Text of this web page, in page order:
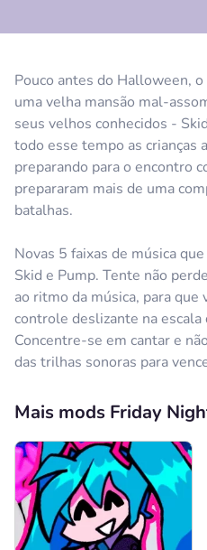
Pouco antes do Halloween,
uma velha mansão mal-
seus velhos conhecidos -
todo esse tempo as crianças
preparando para o encontro
prepararam mais de uma
batalhas.
Novas 5 faixas de música
Skid e Pump. Tente não
ao ritmo da música, para que
controle deslizante na escala
Concentre-se em cantar e
das trilhas sonoras para
Mais mods Friday